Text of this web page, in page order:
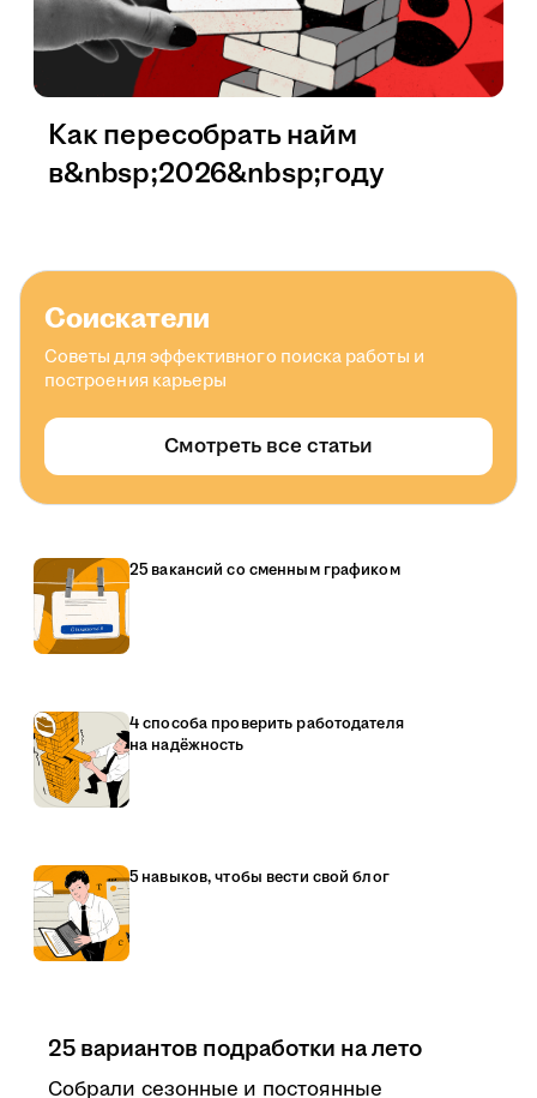
Как пересобрать найм
в&nbsp;2026&nbsp;году
Соискатели
Советы для эффективного поиска работы и
построения карьеры
Смотреть все статьи
25 вакансий со сменным графиком
4 способа проверить работодателя
на надёжность
5 навыков, чтобы вести свой блог
25 вариантов подработки на лето
Собрали сезонные и постоянные